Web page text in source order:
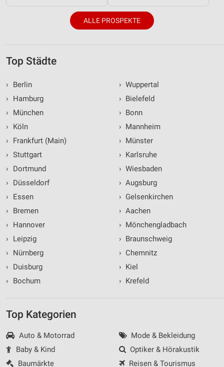
ALLE PROSPEKTE
Top Städte
›
Berlin
›
Hamburg
›
München
›
Köln
›
Frankfurt (Main)
› Stuttgart
›
Dortmund
›
Düsseldorf
›
Essen
›
Bremen
›
Hannover
›
Leipzig
›
Nürnberg
›
Duisburg
›
Bochum
› Wuppertal
› Bielefeld
› Bonn
› Mannheim
› Münster
› Karlsruhe
› Wiesbaden
› Augsburg
› Gelsenkirchen
› Aachen
› Mönchengladbach
› Braunschweig
› Chemnitz
› Kiel
› Krefeld
Top Kategorien
Auto & Motorrad
Baby & Kind
Baumärkte
Mode & Bekleidung
Optiker & Hörakustik
Reisen & Tourismus